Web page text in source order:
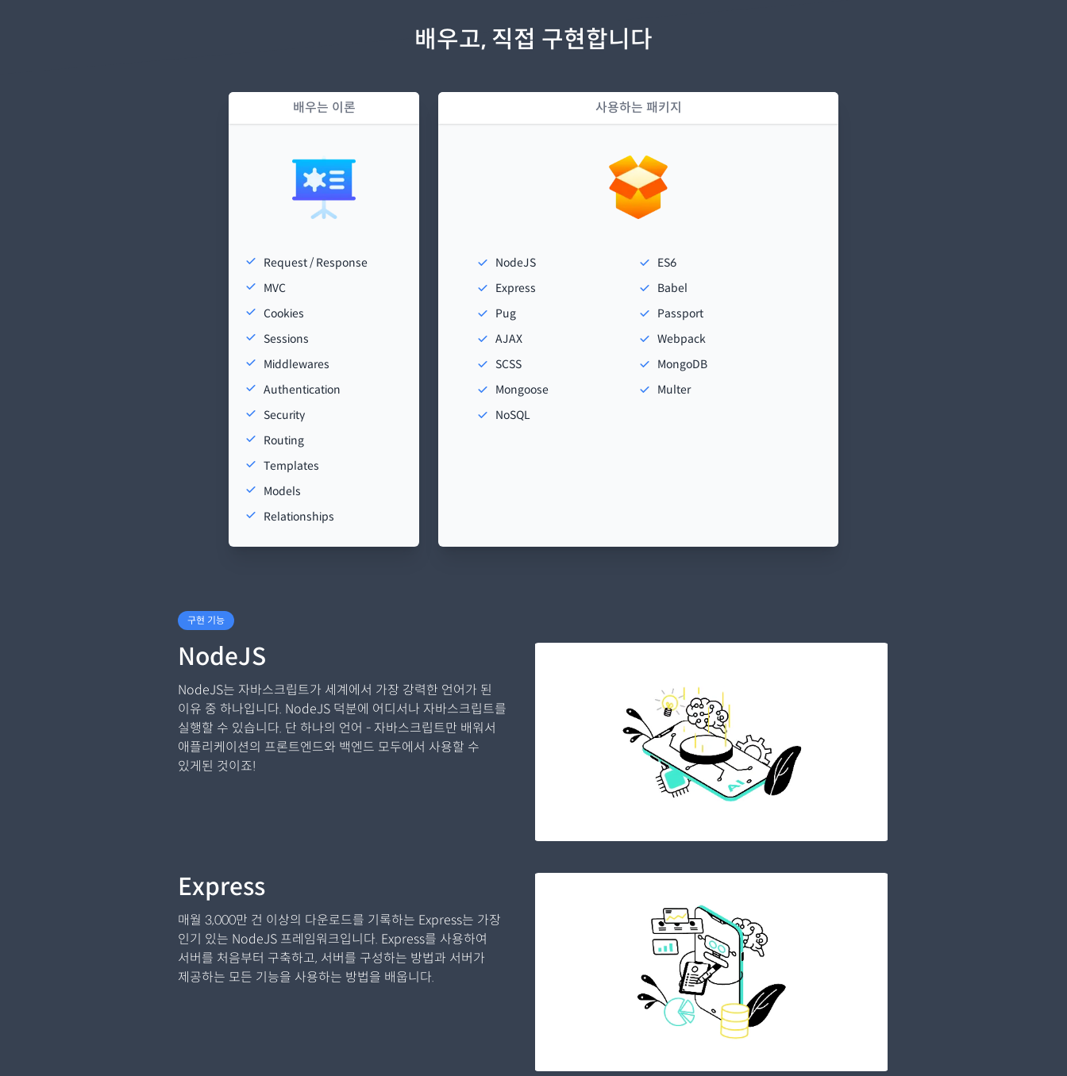
배우고, 직접 구현합니다
배우는 이론
Request / Response
MVC
Cookies
Sessions
Middlewares
Authentication
Security
Routing
Templates
Models
Relationships
사용하는 패키지
NodeJS
ES6
Express
Babel
Pug
Passport
AJAX
Webpack
SCSS
MongoDB
Mongoose
Multer
NoSQL
구현 기능
NodeJS
NodeJS는 자바스크립트가 세계에서 가장 강력한 언어가 된
이유 중 하나입니다. NodeJS 덕분에 어디서나 자바스크립트를
실행할 수 있습니다. 단 하나의 언어 - 자바스크립트만 배워서
애플리케이션의 프론트엔드와 백엔드 모두에서 사용할 수
있게된 것이죠!
Express
매월 3,000만 건 이상의 다운로드를 기록하는 Express는 가장
인기 있는 NodeJS 프레임워크입니다. Express를 사용하여
서버를 처음부터 구축하고, 서버를 구성하는 방법과 서버가
제공하는 모든 기능을 사용하는 방법을 배웁니다.